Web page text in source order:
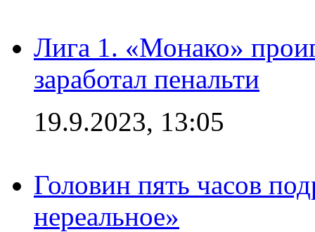
Лига 1. «Монако»
заработал пенальти
19.9.2023, 13:05
Головин пять часов
нереальное»